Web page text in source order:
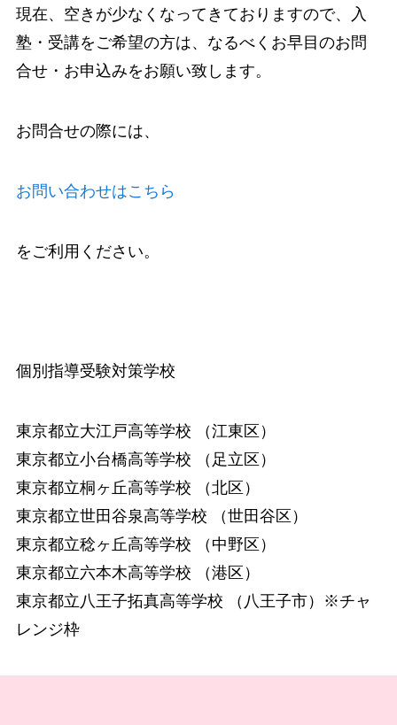
現在、空きが少なくなってきておりますので、入
塾・受講をご希望の方は、なるべくお早目のお問
合せ・お申込みをお願い致します。
お問合せの際には、
お問い合わせはこちら
をご利用ください。
個別指導受験対策学校
東京都立大江戸高等学校 （江東区）
東京都立小台橋高等学校 （足立区）
東京都立桐ヶ丘高等学校 （北区）
東京都立世田谷泉高等学校 （世田谷区）
東京都立稔ヶ丘高等学校 （中野区）
東京都立六本木高等学校 （港区）
東京都立八王子拓真高等学校 （八王子市）※チャ
レンジ枠